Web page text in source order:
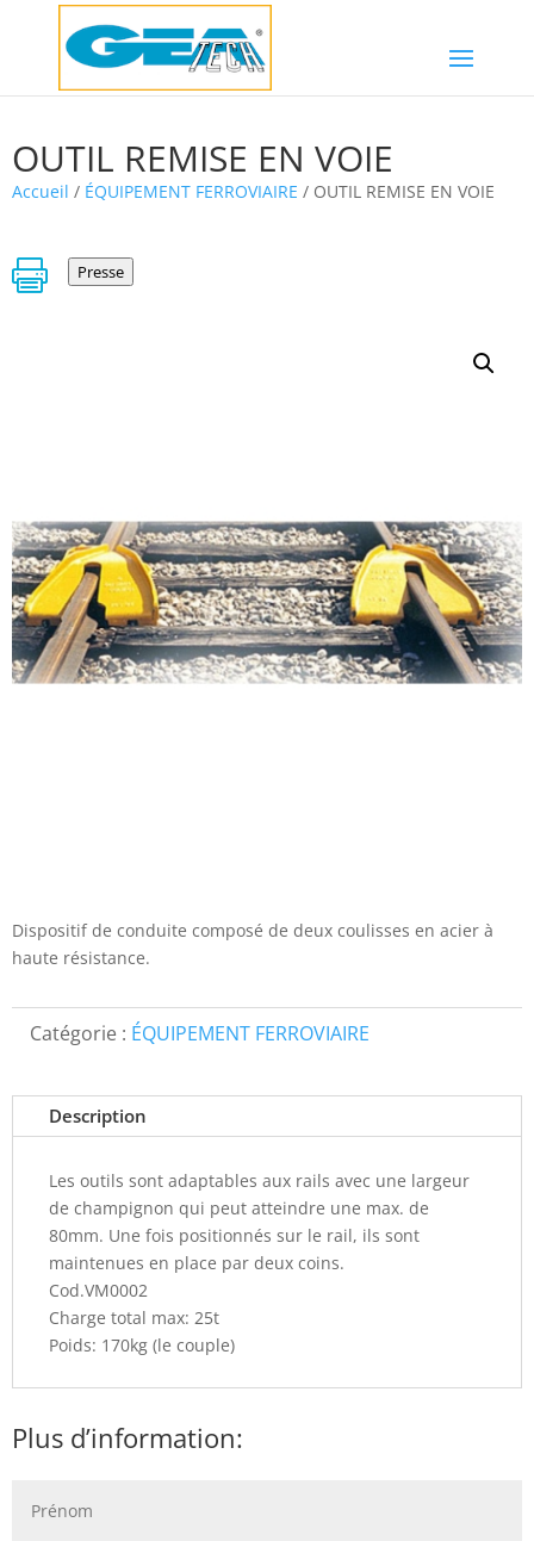
OUTIL REMISE EN VOIE
Accueil / ÉQUIPEMENT FERROVIAIRE / OUTIL REMISE EN VOIE
 Presse
Dispositif de conduite composé de deux coulisses en acier à
haute résistance.
Catégorie : ÉQUIPEMENT FERROVIAIRE
Description
Les outils sont adaptables aux rails avec une largeur
de champignon qui peut atteindre une max. de
80mm. Une fois positionnés sur le rail, ils sont
maintenues en place par deux coins.
Cod.VM0002
Charge total max: 25t
Poids: 170kg (le couple)
Plus d’information: